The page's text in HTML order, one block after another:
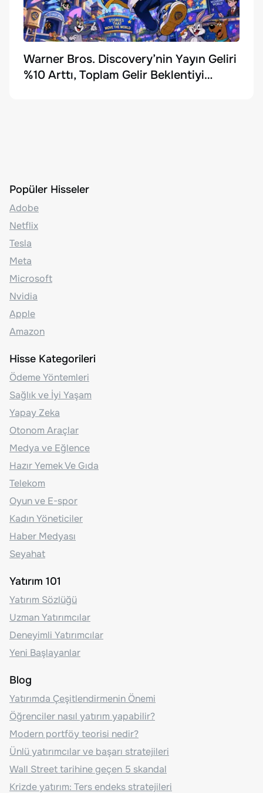
Warner Bros. Discovery’nin Yayın Geliri
%10 Arttı, Toplam Gelir Beklentiyi
Popüler Hisseler
Adobe
Netflix
Tesla
Meta
Microsoft
Nvidia
Apple
Amazon
Hisse Kategorileri
Ödeme Yöntemleri
Sağlık ve İyi Yaşam
Yapay Zeka
Otonom Araçlar
Medya ve Eğlence
Hazır Yemek Ve Gıda
Telekom
Oyun ve E-spor
Kadın Yöneticiler
Haber Medyası
Seyahat
Yatırım 101
Yatırım Sözlüğü
Uzman Yatırımcılar
Deneyimli Yatırımcılar
Yeni Başlayanlar
Blog
Yatırımda Çeşitlendirmenin Önemi
Öğrenciler nasıl yatırım yapabilir?
Modern portföy teorisi nedir?
Ünlü yatırımcılar ve başarı stratejileri
Wall Street tarihine geçen 5 skandal
Krizde yatırım: Ters endeks stratejileri